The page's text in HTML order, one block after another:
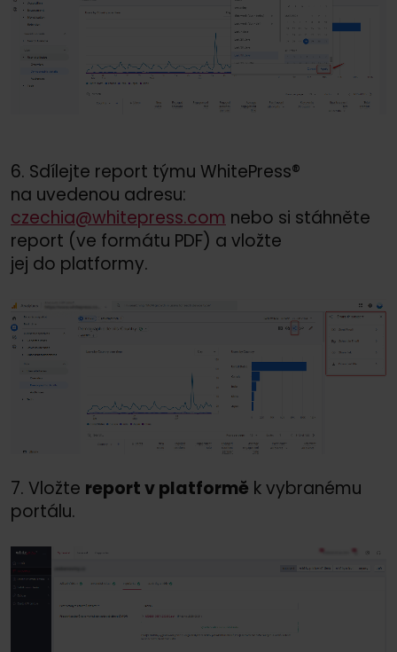
6. Sdílejte report týmu WhitePress®
na uvedenou adresu:
czechia@whitepress.com nebo si stáhněte
report (ve formátu PDF) a vložte
jej do platformy.
7. Vložte report v platformě k vybranému
portálu.